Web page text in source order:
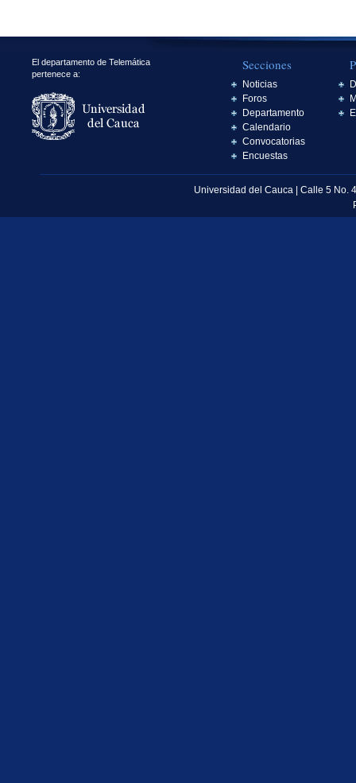
El departamento de Telemática
pertenece a:
Secciones
Noticias
Foros
Departamento
Calendario
Convocatorias
Encuestas
Universidad del Cauca | Calle 5 No.